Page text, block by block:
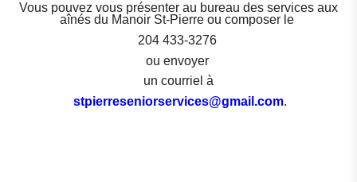
Vous pouvez vous présenter au bureau des services aux
aînés du Manoir St-Pierre ou composer le
204 433-3276
ou envoyer
un courriel à
stpierreseniorservices@gmail.com.